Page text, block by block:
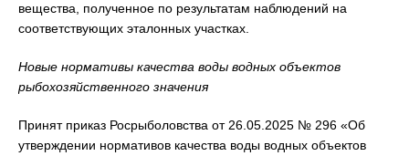
вещества, полученное по результатам наблюдений на
соответствующих эталонных участках.
Новые нормативы качества воды водных объектов
рыбохозяйственного значения
Принят приказ Росрыболовства от 26.05.2025 № 296 «Об
утверждении нормативов качества воды водных объектов